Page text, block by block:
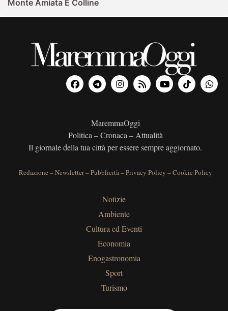
Monte Amiata E Colline
MaremmaOggi
Politica – Cronaca – Attualità
Il giornale della tua città per essere sempre aggiornato.
Redazione –Newsletter–Pubblicità–Privacy Policy –Cookie Policy
Notizie
Ambiente
Cultura ed Eventi
Economia
Enogastronomia
Sport
Turismo